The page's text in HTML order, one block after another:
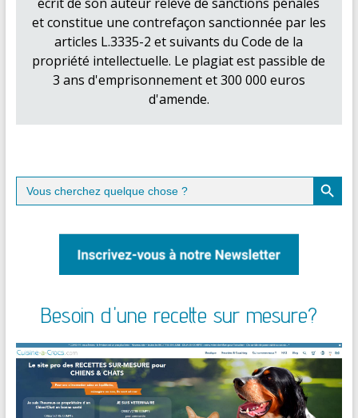
et constitue une contrefaçon sanctionnée par les
articles L.3335-2 et suivants du Code de la
propriété intellectuelle. Le plagiat est passible de
3 ans d'emprisonnement et 300 000 euros
d'amende.
Search
for:
Search Button
Besoin d'une recette sur mesure?